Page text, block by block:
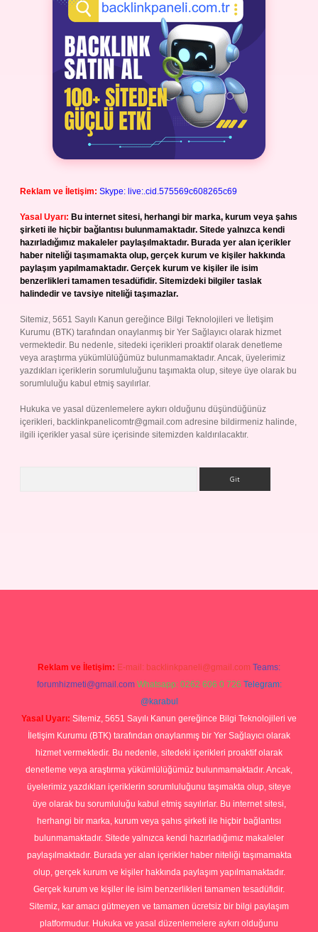
Reklam ve İletişim: Skype: live:.cid.575569c608265c69
Yasal Uyarı: Bu internet sitesi, herhangi bir marka, kurum veya şahıs
şirketi ile hiçbir bağlantısı bulunmamaktadır. Sitede yalnızca kendi
hazırladığımız makaleler paylaşılmaktadır. Burada yer alan içerikler
haber niteliği taşımamakta olup, gerçek kurum ve kişiler hakkında
paylaşım yapılmamaktadır. Gerçek kurum ve kişiler ile isim
benzerlikleri tamamen tesadüfidir. Sitemizdeki bilgiler taslak
halindedir ve tavsiye niteliği taşımazlar.
Sitemiz, 5651 Sayılı Kanun gereğince Bilgi Teknolojileri ve İletişim
Kurumu (BTK) tarafından onaylanmış bir Yer Sağlayıcı olarak hizmet
vermektedir. Bu nedenle, sitedeki içerikleri proaktif olarak denetleme
veya araştırma yükümlülüğümüz bulunmamaktadır. Ancak, üyelerimiz
yazdıkları içeriklerin sorumluluğunu taşımakta olup, siteye üye olarak bu
sorumluluğu kabul etmiş sayılırlar.
Hukuka ve yasal düzenlemelere aykırı olduğunu düşündüğünüz
içerikleri, backlinkpanelicomtr@gmail.com adresine bildirmeniz halinde,
ilgili içerikler yasal süre içerisinde sitemizden kaldırılacaktır.
Reklam ve İletişim: E-mail: backlinkpaneli@gmail.com Teams:
forumhizmeti@gmail.com Whatsapp: 0262 606 0 726 Telegram:
@karabul
Yasal Uyarı: Sitemiz, 5651 Sayılı Kanun gereğince Bilgi Teknolojileri ve
İletişim Kurumu (BTK) tarafından onaylanmış bir Yer Sağlayıcı olarak
hizmet vermektedir. Bu nedenle, sitedeki içerikleri proaktif olarak
denetleme veya araştırma yükümlülüğümüz bulunmamaktadır. Ancak,
üyelerimiz yazdıkları içeriklerin sorumluluğunu taşımakta olup, siteye
üye olarak bu sorumluluğu kabul etmiş sayılırlar. Bu internet sitesi,
herhangi bir marka, kurum veya şahıs şirketi ile hiçbir bağlantısı
bulunmamaktadır. Sitede yalnızca kendi hazırladığımız makaleler
paylaşılmaktadır. Burada yer alan içerikler haber niteliği taşımamakta
olup, gerçek kurum ve kişiler hakkında paylaşım yapılmamaktadır.
Gerçek kurum ve kişiler ile isim benzerlikleri tamamen tesadüfidir.
Sitemiz, kar amacı gütmeyen ve tamamen ücretsiz bir bilgi paylaşım
platformudur. Hukuka ve yasal düzenlemelere aykırı olduğunu